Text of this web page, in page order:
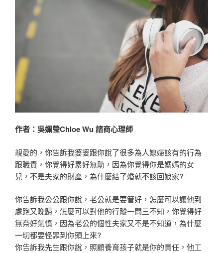
作者：吳姵瑩Chloe Wu 諮商心理師
親愛的，你告訴我婆婆跟你說了很多為人媳婦該有的行為
跟職責，你覺得好累好無助，因為你覺得你是媽媽的女
兒，不是夫家的財產，為什麼結了婚就不該回娘家?
你告訴我公公跟你說，老公就是要管好，怎麼可以讓他到
處跑又晚歸，怎麼可以對他的行蹤一問三不知，你覺得好
無奈好氣憤，因為老公的個性夫家又不是不知道，為什麼
一切都要怪罪到你頭上來?
你告訴我先生跟你說，照顧養育孩子就是你的責任，他工